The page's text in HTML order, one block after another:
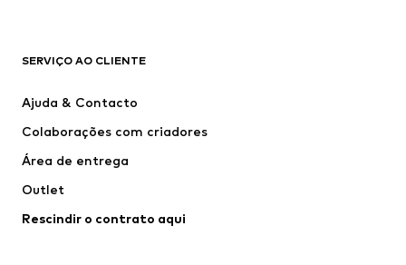
Casacos
Roupa interior
Fatos e Blazers
Sobretudos
Roupa de banho
Ocasiões
Upcycling
SERVIÇO AO CLIENTE
Ajuda & Contacto
Colaborações com criadores
Área de entrega
Outlet
Rescindir o contrato aqui